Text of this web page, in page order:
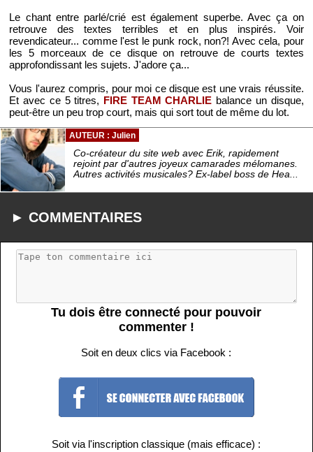
Le chant entre parlé/crié est également superbe. Avec ça on
retrouve des textes terribles et en plus inspirés. Voir
revendicateur... comme l'est le punk rock, non?! Avec cela, pour
les 5 morceaux de ce disque on retrouve de courts textes
approfondissant les sujets. J'adore ça...
Vous l'aurez compris, pour moi ce disque est une vrais réussite.
Et avec ce 5 titres, FIRE TEAM CHARLIE balance un disque,
peut-être un peu trop court, mais qui sort tout de même du lot.
AUTEUR : Julien
Co-créateur du site web avec Erik, rapidement
rejoint par d'autres joyeux camarades mélomanes.
Autres activités musicales? Ex-label boss de Hea...
► COMMENTAIRES
Tu dois être connecté pour pouvoir
commenter !
Soit en deux clics via Facebook :
Soit via l'inscription classique (mais efficace) :